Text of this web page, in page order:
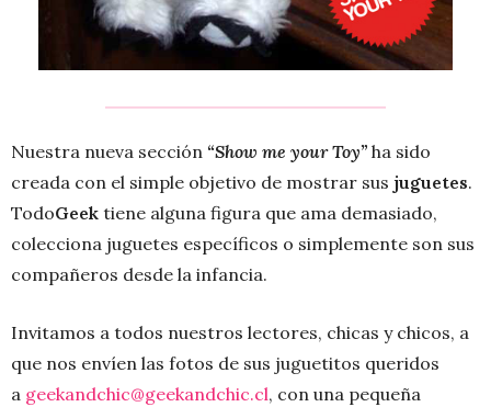
Nuestra nueva sección “Show me your Toy” ha sido
creada con el simple objetivo de mostrar sus juguetes.
TodoGeek tiene alguna figura que ama demasiado,
colecciona juguetes específicos o simplemente son sus
compañeros desde la infancia.
Invitamos a todos nuestros lectores, chicas y chicos, a
que nos envíen las fotos de sus juguetitos queridos
a geekandchic@geekandchic.cl, con una pequeña